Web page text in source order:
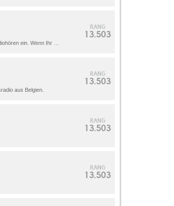
RANG
13.503
aus Belgien.
RANG
13.503
RANG
13.503
RANG
13.503